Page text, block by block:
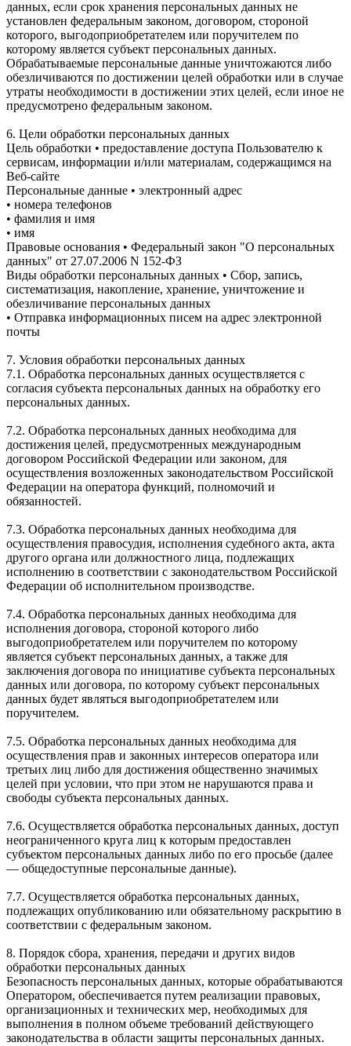
данных, если срок хранения персональных данных не
установлен федеральным законом, договором, стороной
которого, выгодоприобретателем или поручителем по
которому является субъект персональных данных.
Обрабатываемые персональные данные уничтожаются либо
обезличиваются по достижении целей обработки или в случае
утраты необходимости в достижении этих целей, если иное не
предусмотрено федеральным законом.
6. Цели обработки персональных данных
Цель обработки • предоставление доступа Пользователю к
сервисам, информации и/или материалам, содержащимся на
Веб-сайте
Персональные данные • электронный адрес
• номера телефонов
• фамилия и имя
• имя
Правовые основания • Федеральный закон "О персональных
данных" от 27.07.2006 N 152-ФЗ
Виды обработки персональных данных • Сбор, запись,
систематизация, накопление, хранение, уничтожение и
обезличивание персональных данных
• Отправка информационных писем на адрес электронной
почты
7. Условия обработки персональных данных
7.1. Обработка персональных данных осуществляется с
согласия субъекта персональных данных на обработку его
персональных данных.
7.2. Обработка персональных данных необходима для
достижения целей, предусмотренных международным
договором Российской Федерации или законом, для
осуществления возложенных законодательством Российской
Федерации на оператора функций, полномочий и
обязанностей.
7.3. Обработка персональных данных необходима для
осуществления правосудия, исполнения судебного акта, акта
другого органа или должностного лица, подлежащих
исполнению в соответствии с законодательством Российской
Федерации об исполнительном производстве.
7.4. Обработка персональных данных необходима для
исполнения договора, стороной которого либо
выгодоприобретателем или поручителем по которому
является субъект персональных данных, а также для
заключения договора по инициативе субъекта персональных
данных или договора, по которому субъект персональных
данных будет являться выгодоприобретателем или
поручителем.
7.5. Обработка персональных данных необходима для
осуществления прав и законных интересов оператора или
третьих лиц либо для достижения общественно значимых
целей при условии, что при этом не нарушаются права и
свободы субъекта персональных данных.
7.6. Осуществляется обработка персональных данных, доступ
неограниченного круга лиц к которым предоставлен
субъектом персональных данных либо по его просьбе (далее
— общедоступные персональные данные).
7.7. Осуществляется обработка персональных данных,
подлежащих опубликованию или обязательному раскрытию в
соответствии с федеральным законом.
8. Порядок сбора, хранения, передачи и других видов
обработки персональных данных
Безопасность персональных данных, которые обрабатываются
Оператором, обеспечивается путем реализации правовых,
организационных и технических мер, необходимых для
выполнения в полном объеме требований действующего
законодательства в области защиты персональных данных.